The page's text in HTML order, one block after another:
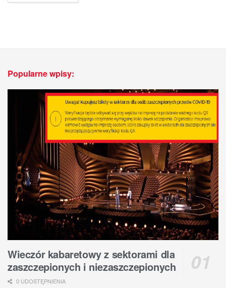
Popularne wpisy:
Wieczór kabaretowy z sektorami dla
zaszczepionych i niezaszczepionych
0 UDOSTĘPNIENIA